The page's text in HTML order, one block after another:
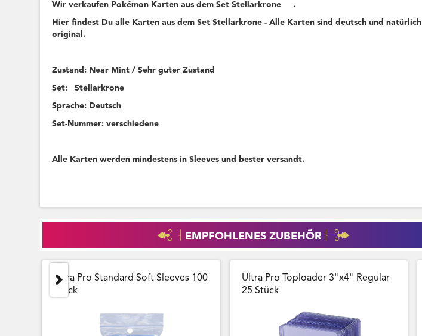
Wir verkaufen Pokémon Karten aus dem Set Stellarkrone .
Hier findest Du alle Karten aus dem Set Stellarkrone - Alle Karten sind deutsch und natürlich
original.
Zustand: Near Mint / Sehr guter Zustand
Set: Stellarkrone
Sprache: Deutsch
Set-Nummer: verschiedene
Alle Karten werden mindestens in Sleeves und bester versandt.
EMPFOHLENES ZUBEHÖR
Ultra Pro Standard Soft Sleeves 100
Stück
Ultra Pro Toploader 3''x4'' Regular
25 Stück